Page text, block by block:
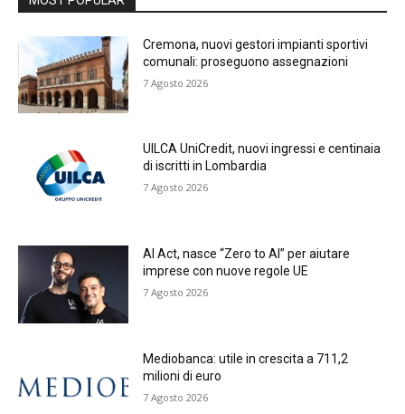
Cremona, nuovi gestori impianti sportivi
comunali: proseguono assegnazioni
7 Agosto 2026
UILCA UniCredit, nuovi ingressi e centinaia
di iscritti in Lombardia
7 Agosto 2026
AI Act, nasce “Zero to AI” per aiutare
imprese con nuove regole UE
7 Agosto 2026
Mediobanca: utile in crescita a 711,2
milioni di euro
7 Agosto 2026